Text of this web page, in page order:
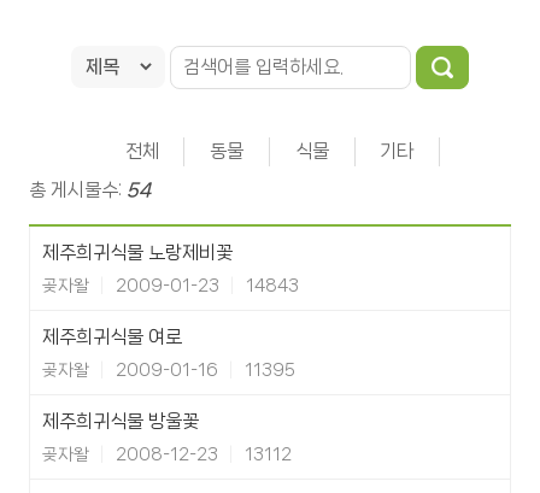
전체 동물 식물
기타
총 게시물수: 54
제주희귀식물 노랑제비꽃
곶자왈 2009-01-23 14843
제주희귀식물 여로
곶자왈 2009-01-16 11395
제주희귀식물 방울꽃
곶자왈 2008-12-23 13112